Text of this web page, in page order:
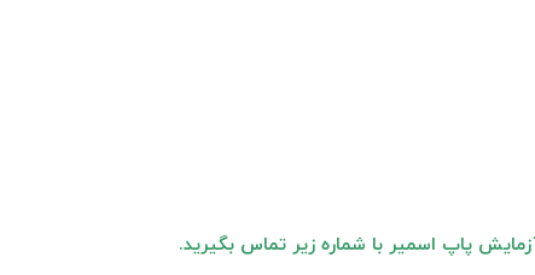
پاپ اسمیر با شماره زیر تماس بگیرید.